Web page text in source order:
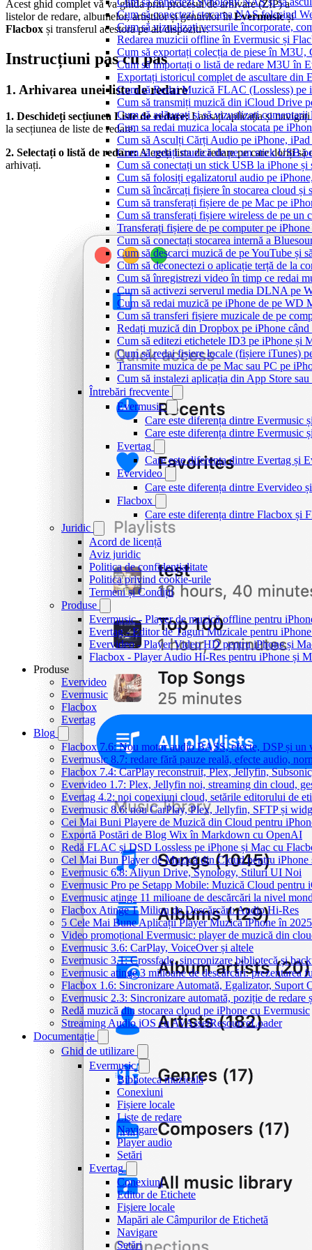
Cum să conectezi stocarea NAS folosind
Cum să vizualizați versurile încorporate,
Redarea muzicii offline în Evermusic și
Cum să exportați colecția de piese în
Cum să importați o listă de redare M3U în
Exportați istoricul complet de ascultare din
Cum să Redai Muzică FLAC (Lossless) pe
Cum să transmiți muzică din iCloud Drive
Cum să adăugați și să vizualizați
Cum sa redai muzica locala stocata pe
Cum să Asculți Cărți Audio pe iPhone,
Cum să redați muzică de pe un stick USB
Cum să conectați un stick USB la iPhone și
Cum să folosiți egalizatorul audio pe
Cum să încărcați fișiere în stocarea cloud
Cum să transferați fișiere de pe Mac pe
Cum să transferați fișiere wireless de pe
Transferați fișiere de pe computer pe
Cum să conectați stocarea internă a
Cum să descarci muzică de pe YouTube și
Cum să deconectezi o aplicație terță de la
Cum să înregistrezi video în timp ce redai
Cum să activezi serverul media DLNA pe
Cum să redai muzică pe iPhone de pe WD
Cum să transferi fișiere muzicale de pe
Redați muzică din Dropbox pe iPhone
Cum să editezi etichetele ID3 pe iPhone și
Cum să redai fișiere locale (fișiere iTunes)
Transmite muzica de pe Mac sau PC pe
Cum să instalezi aplicația din App Store
Întrebări frecvente
Evermusic
Care este diferența dintre Evermusic
Care este diferența dintre Evermusic
Evertag
Care este diferența dintre Evertag și
Evervideo
Care este diferența dintre Evervideo
Flacbox
Care este diferența dintre Flacbox și
Juridic
Acord de licență
Aviz juridic
Politica de confidențialitate
Politica privind cookie-urile
Termeni și Condiții
Produse
Evermusic - Player de muzică offline pentru
Evertag - Editor de Taguri Muzicale pentru
Evervideo - Player Video HD pentru iPhone și
Flacbox - Player Audio Hi-Res pentru iPhone și
Produse
Evervideo
Evermusic
Flacbox
Evertag
Blog
Flacbox 7.6: Nou motor audio BASS, efecte, DSP și un
Evermusic 8.7: redare fără pauze reală, efecte audio,
Flacbox 7.4: CarPlay reconstruit, Plex, Jellyfin,
Evervideo 1.7: Plex, Jellyfin noi, streaming din cloud,
Evertag 4.2: noi conexiuni cloud, setările editorului de
Evermusic 8.6: nou CarPlay, Plex, Jellyfin, SFTP și
Cei Mai Buni Playere de Muzică din Cloud pentru
Exportă Postări de Blog Wix în Markdown cu OpenAI
Redă FLAC și DSD Lossless pe iPhone și Mac cu
Cel Mai Bun Player de Muzică din Cloud pentru iPhone
Evermusic 6.8: Aliyun Drive, Synology, Stiluri UI Noi
Evermusic Pro pe Setapp Mobile: Muzică Cloud pentru
Evermusic atinge 11 milioane de descărcări la nivel
Flacbox Atinge 1 Milion de Descărcări: Audio Hi-Res
5 Cele Mai Bune Aplicații Player Muzică iPhone în 2025
Video promoțional Evermusic: player de muzică din
Evermusic 3.6: CarPlay, VoiceOver și altele
Evermusic 3.1: Crossfade, sincronizare bibliotecă și
Evermusic atinge 3 milioane de descărcări: prezentarea
Flacbox 1.6: Sincronizare Automată, Egalizator, Suport
Evermusic 2.3: Sincronizare automată, poziție de redare
Redă muzică din stocarea cloud pe iPhone cu Evermusic
Streaming Audio iOS cu AVAssetResourceLoader
Documentație
Ghid de utilizare
Evermusic
Biblioteca muzicală
Conexiuni
Fișiere locale
Liste de redare
Navigare
Player audio
Setări
Evertag
Conexiuni
Editor de Etichete
Fișiere locale
Mapări ale Câmpurilor de Etichetă
Navigare
Setări
Acest ghid complet vă va ghida prin procesul de arhivare (ZIP) a
listelor de redare, albumelor, artiștilor și genurilor înEvermusicși
Flacbox și transferul acestora pe alt dispozitiv.
Instrucțiuni pas cu pas
1. Arhivarea unei liste de redare
1. Deschideți secțiunea Liste de redare:Lansați aplicația și navigați
la secțiunea de liste de redare.
2. Selectați o listă de redare:Alegeți lista de redare pe care doriți să
arhivați.